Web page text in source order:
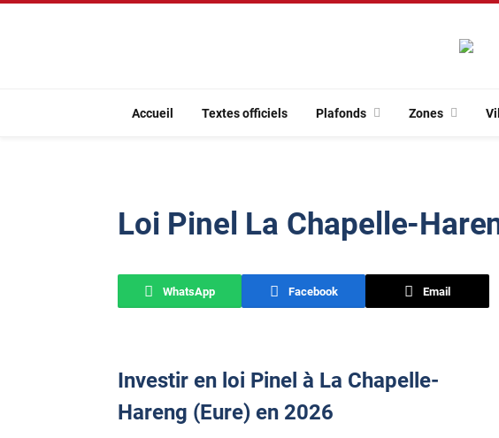
Accueil Textes officiels Plafonds Zones
Loi Pinel La Chapelle-
WhatsApp Facebook Email
Investir en loi Pinel à La Chapelle-
Hareng (Eure) en 2026